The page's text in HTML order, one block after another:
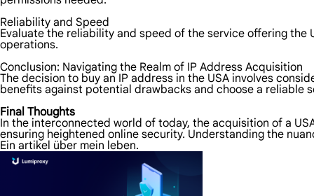
Reliability and Speed
Evaluate the reliability and speed of the service offering the
operations.
Conclusion: Navigating the Realm of IP Address Acquisition
The decision to buy an IP address in the USA involves
benefits against potential drawbacks and choose a reliable
Final Thoughts
In the interconnected world of today, the acquisition of a
ensuring heightened online security. Understanding the
Ein artikel über mein leben.